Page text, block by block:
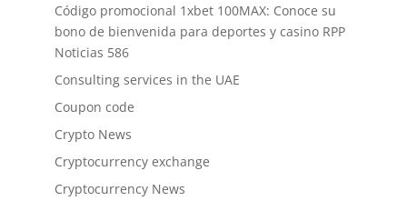
Código promocional 1xbet 100MAX: Conoce su
bono de bienvenida para deportes y casino RPP
Noticias 586
Consulting services in the UAE
Coupon code
Crypto News
Cryptocurrency exchange
Cryptocurrency News